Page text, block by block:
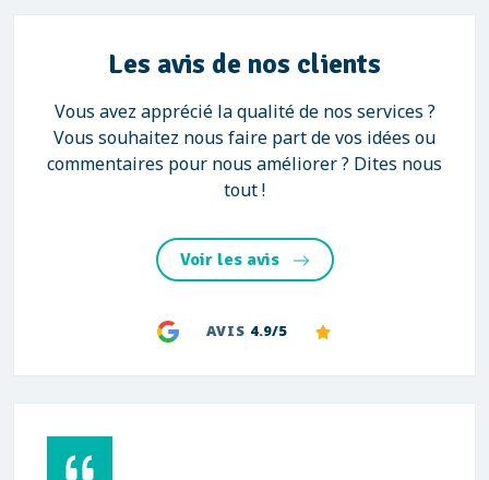
Les avis de nos clients
Vous avez apprécié la qualité de nos services ?
Vous souhaitez nous faire part de vos idées ou
commentaires pour nous améliorer ? Dites nous
tout !
Voir les avis
AVIS 4.9/5